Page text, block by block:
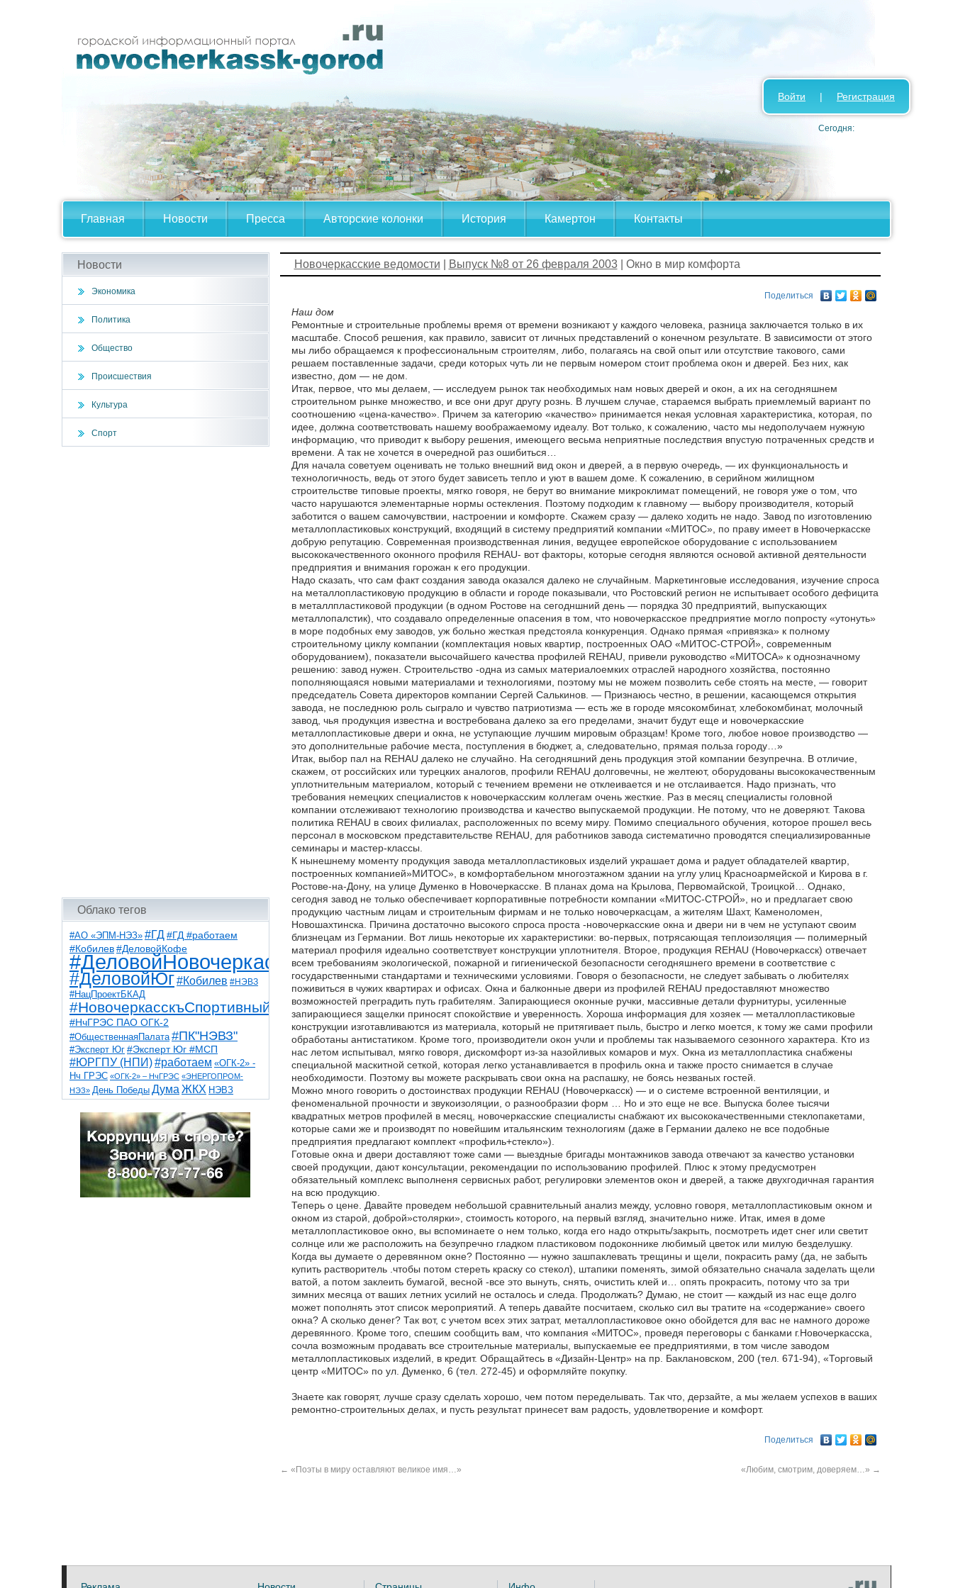
Главная Новости Пресса Авторские колонки История Камертон Контакты
Войти | Регистрация
Сегодня:
Новости
Экономика
Политика
Общество
Происшествия
Культура
Спорт
Облако тегов
#АО «ЭПМ-НЭЗ» #ГД #ГД #работаем
#Кобилев #ДеловойКофе
#ДеловойНовочеркасск
#ДеловойЮг#Кобилев #НЭВЗ
#НацПроектБКАД
#НовочеркасскъСпортивный
#НчГРЭС ПАО ОГК-2
#ОбщественнаяПалата #ПК"НЭВЗ"
#Эксперт Юг #Эксперт Юг #МСП
#ЮРГПУ (НПИ)#работаем «ОГК-2» -
Нч ГРЭС «ОГК-2» – НчГРЭС «ЭНЕРГОПРОМ-
НЭЗ» День Победы Дума ЖКХ НЭВЗ
НчГРЭС ТНТ
благоустройствоветераны выборы
детидороги казаки коррупция космос
общественная палата парк пожар роща
спорт театр транспорт художники
Новочеркасские ведомости Выпуск №8 от 26 февраля 2003| Окно в мир комфорта
Поделиться
Наш дом
Ремонтные и строительные проблемы время от времени возникают у каждого человека, разница заключается только в их
масштабе. Способ решения, как правило, зависит от личных представлений о конечном результате. В зависимости от этого
мы либо обращаемся к профессиональным строителям, либо, полагаясь на свой опыт или отсутствие такового, сами
решаем поставленные задачи, среди которых чуть ли не первым номером стоит проблема окон и дверей. Без них, как
известно, дом — не дом.
Итак, первое, что мы делаем, — исследуем рынок так необходимых нам новых дверей и окон, а их на сегодняшнем
строительном рынке множество, и все они друг другу рознь. В лучшем случае, стараемся выбрать приемлемый вариант по
соотношению «цена-качество». Причем за категорию «качество» принимается некая условная характеристика, которая, по
идее, должна соответствовать нашему воображаемому идеалу. Вот только, к сожалению, часто мы недополучаем нужную
информацию, что приводит к выбору решения, имеющего весьма неприятные последствия впустую потраченных средств и
времени. А так не хочется в очередной раз ошибиться…
Для начала советуем оценивать не только внешний вид окон и дверей, а в первую очередь, — их функциональность и
технологичность, ведь от этого будет зависеть тепло и уют в вашем доме. К сожалению, в серийном жилищном
строительстве типовые проекты, мягко говоря, не берут во внимание микроклимат помещений, не говоря уже о том, что
часто нарушаются элементарные нормы остекления. Поэтому подходим к главному — выбору производителя, который
заботится о вашем самочувствии, настроении и комфорте. Скажем сразу — далеко ходить не надо. Завод по изготовлению
металлопластиковых конструкций, входящий в систему предприятий компании «МИТОС», по праву имеет в Новочеркасске
добрую репутацию. Современная производственная линия, ведущее европейское оборудование с использованием
высококачественного оконного профиля REHAU- вот факторы, которые сегодня являются основой активной деятельности
предприятия и внимания горожан к его продукции.
Надо сказать, что сам факт создания завода оказался далеко не случайным. Маркетинговые исследования, изучение спроса
на металлопластиковую продукцию в области и городе показывали, что Ростовский регион не испытывает особого дефицита
в металлпластиковой продукции (в одном Ростове на сегодншний день — порядка 30 предприятий, выпускающих
металлопалстик), что создавало определенные опасения в том, что новочеркасское предприятие могло попросту «утонуть»
в море подобных ему заводов, уж больно жесткая предстояла конкуренция. Однако прямая «привязка» к полному
строительному циклу компании (комплектация новых квартир, построенных ОАО «МИТОС-СТРОЙ», современным
оборудованием), показатели высочайшего качества профилей REHAU, привели руководство «МИТОСА» к однозначному
решению: завод нужен. Строительство -одна из самых материалоемких отраслей народного хозяйства, постоянно
пополняющаяся новыми материалами и технологиями, поэтому мы не можем позволить себе стоять на месте, — говорит
председатель Совета директоров компании Сергей Салькинов. — Признаюсь честно, в решении, касающемся открытия
завода, не последнюю роль сыграло и чувство патриотизма — есть же в городе мясокомбинат, хлебокомбинат, молочный
завод, чья продукция известна и востребована далеко за его пределами, значит будут еще и новочеркасские
металлопластиковые двери и окна, не уступающие лучшим мировым образцам! Кроме того, любое новое производство —
это дополнительные рабочие места, поступления в бюджет, а, следовательно, прямая польза городу…»
Итак, выбор пал на REHAU далеко не случайно. На сегодняшний день продукция этой компании безупречна. В отличие,
скажем, от российских или турецких аналогов, профили REHAU долговечны, не желтеют, оборудованы высококачественным
уплотнительным материалом, который с течением времени не отклеивается и не отслаивается. Надо признать, что
требования немецких специалистов к новочеркасским коллегам очень жесткие. Раз в месяц специалисты головной
компании отслеживают технологию производства и качество выпускаемой продукции. Не потому, что не доверяют. Такова
политика REHAU в своих филиалах, расположенных по всему миру. Помимо специального обучения, которое прошел весь
персонал в московском представительстве REHAU, для работников завода систематично проводятся специализированные
семинары и мастер-классы.
К нынешнему моменту продукция завода металлопластиковых изделий украшает дома и радует обладателей квартир,
построенных компанией»МИТОС», в комфортабельном многоэтажном здании на углу улиц Красноармейской и Кирова в г.
Ростове-на-Дону, на улице Думенко в Новочеркасске. В планах дома на Крылова, Первомайской, Троицкой… Однако,
сегодня завод не только обеспечивает корпоративные потребности компании «МИТОС-СТРОЙ», но и предлагает свою
продукцию частным лицам и строительным фирмам и не только новочеркасцам, а жителям Шахт, Каменоломен,
Новошахтинска. Причина достаточно высокого спроса проста -новочеркасские окна и двери ни в чем не уступают своим
близнецам из Германии. Вот лишь некоторые их характеристики: во-первых, потрясающая теплоизоляция — полимерный
материал профиля идеально соответствует конструкции уплотнителя. Второе, продукция REHAU (Новочеркасск) отвечает
всем требованиям экологической, пожарной и гигиенической безопасности сегодняшнего времени в соответствие с
государственными стандартами и техническими условиями. Говоря о безопасности, не следует забывать о любителях
поживиться в чужих квартирах и офисах. Окна и балконные двери из профилей REHAU предоставляют множество
возможностей преградить путь грабителям. Запирающиеся оконные ручки, массивные детали фурнитуры, усиленные
запирающиеся защелки приносят спокойствие и уверенность. Хороша информация для хозяек — металлопластиковые
конструкции изготавливаются из материала, который не притягивает пыль, быстро и легко моется, к тому же сами профили
обработаны антистатиком. Кроме того, производители окон учли и проблемы так называемого сезонного характера. Кто из
нас летом испытывал, мягко говоря, дискомфорт из-за назойливых комаров и мух. Окна из металлопластика снабжены
специальной маскитной сеткой, которая легко устанавливается в профиль окна и также просто снимается в случае
необходимости. Поэтому вы можете раскрывать свои окна на распашку, не боясь незваных гостей.
Можно много говорить о достоинствах продукции REHAU (Новочеркасск) — и о системе встроенной вентиляции, и
феноменальной прочности и звукоизоляции, о разнообразии форм … Но и это еще не все. Выпуска более тысячи
квадратных метров профилей в месяц, новочеркасские специалисты снабжают их высококачественными стеклопакетами,
которые сами же и производят по новейшим итальянским технологиям (даже в Германии далеко не все подобные
предприятия предлагают комплект «профиль+стекло»).
Готовые окна и двери доставляют тоже сами — выездные бригады монтажников завода отвечают за качество установки
своей продукции, дают консультации, рекомендации по использованию профилей. Плюс к этому предусмотрен
обязательный комплекс выполненя сервисных работ, регулировки элементов окон и дверей, а также двухгодичная гарантия
на всю продукцию.
Теперь о цене. Давайте проведем небольшой сравнительный анализ между, условно говоря, металлопластиковым окном и
окном из старой, доброй»столярки», стоимость которого, на первый взгляд, значительно ниже. Итак, имея в доме
металлопластиковое окно, вы вспоминаете о нем только, когда его надо открыть/закрыть, посмотреть идет снег или светит
солнце или же расположить на безупречно гладком пластиковом подоконнике любимый цветок или милую безделушку.
Когда вы думаете о деревянном окне? Постоянно — нужно зашпаклевать трещины и щели, покрасить раму (да, не забыть
купить растворитель .чтобы потом стереть краску со стекол), штапики поменять, зимой обязательно сначала заделать щели
ватой, а потом заклеить бумагой, весной -все это вынуть, снять, очистить клей и… опять прокрасить, потому что за три
зимних месяца от ваших летних усилий не осталось и следа. Продолжать? Думаю, не стоит — каждый из нас еще долго
может пополнять этот список мероприятий. А теперь давайте посчитаем, сколько сил вы тратите на «содержание» своего
окна? А сколько денег? Так вот, с учетом всех этих затрат, металлопластиковое окно обойдется для вас не намного дороже
деревянного. Кроме того, спешим сообщить вам, что компания «МИТОС», проведя переговоры с банками г.Новочеркасска,
сочла возможным продавать все строительные материалы, выпускаемые ее предприятиями, в том числе заводом
металлопластиковых изделий, в кредит. Обращайтесь в «Дизайн-Центр» на пр. Баклановском, 200 (тел. 671-94), «Торговый
центр «МИТОС» по ул. Думенко, 6 (тел. 272-45) и оформляйте покупку.
Знаете как говорят, лучше сразу сделать хорошо, чем потом переделывать. Так что, дерзайте, а мы желаем успехов в ваших
ремонтно-строительных делах, и пусть результат принесет вам радость, удовлетворение и комфорт.
Поделиться
← «Поэты в миру оставляют великое имя…» «Любим, смотрим, доверяем…» →